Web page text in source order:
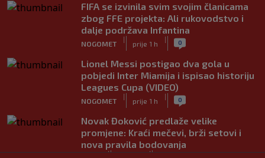
FIFA se izvinila svim svojim članicama
zbog FFE projekta: Ali rukovodstvo i
dalje podržava Infantina
NOGOMET
|
prije 1 h
| 0
Lionel Messi postigao dva gola u
pobjedi Inter Miamija i ispisao historiju
Leagues Cupa (VIDEO)
NOGOMET
|
prije 1 h
| 0
Novak Đoković predlaže velike
promjene: Kraći mečevi, brži setovi i
nova pravila bodovanja
| |